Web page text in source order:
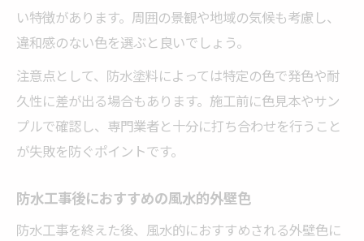
い特徴があります。周囲の景観や地域の気候も考慮し、
違和感のない色を選ぶと良いでしょう。
注意点として、防水塗料によっては特定の色で発色や耐
久性に差が出る場合もあります。施工前に色見本やサン
プルで確認し、専門業者と十分に打ち合わせを行うこと
が失敗を防ぐポイントです。
防水工事後におすすめの風水的外壁色
防水工事を終えた後、風水的におすすめされる外壁色に